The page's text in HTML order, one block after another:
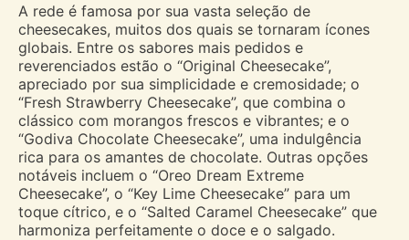
A rede é famosa por sua vasta seleção de
cheesecakes, muitos dos quais se tornaram ícones
globais. Entre os sabores mais pedidos e
reverenciados estão o “Original Cheesecake”,
apreciado por sua simplicidade e cremosidade; o
“Fresh Strawberry Cheesecake”, que combina o
clássico com morangos frescos e vibrantes; e o
“Godiva Chocolate Cheesecake”, uma indulgência
rica para os amantes de chocolate. Outras opções
notáveis incluem o “Oreo Dream Extreme
Cheesecake”, o “Key Lime Cheesecake” para um
toque cítrico, e o “Salted Caramel Cheesecake” que
harmoniza perfeitamente o doce e o salgado.